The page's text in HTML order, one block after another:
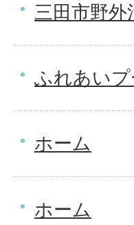
三田市野
ふれあい
ホーム
ホーム